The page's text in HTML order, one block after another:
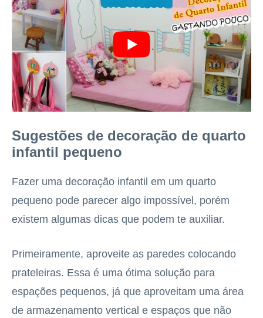
Sugestões de decoração de quarto
infantil pequeno
Fazer uma decoração infantil em um quarto
pequeno pode parecer algo impossível, porém
existem algumas dicas que podem te auxiliar.
Primeiramente, aproveite as paredes colocando
prateleiras. Essa é uma ótima solução para
espações pequenos, já que aproveitam uma área
de armazenamento vertical e espaços que não